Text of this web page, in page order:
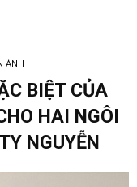
ẢNH
BIỆT CỦA
HAI NGÔI
NGUYỄN